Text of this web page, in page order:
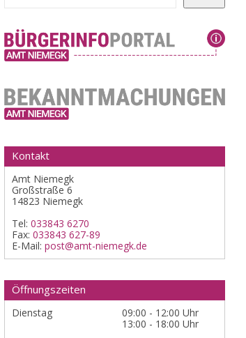
Kontakt
Amt Niemegk
Großstraße 6
14823 Niemegk
Tel: 033843 6270
Fax: 033843 627-89
E-Mail: post@amt-niemegk.de
Öffnungszeiten
Dienstag
09:00 - 12:00 Uhr
13:00 - 18:00 Uhr